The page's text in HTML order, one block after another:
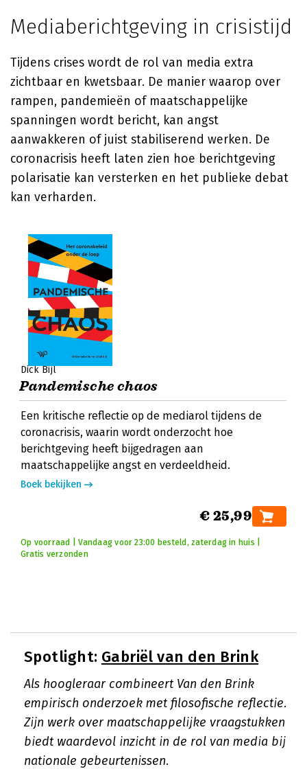
Mediaberichtgeving in crisistijd
Tijdens crises wordt de rol van media extra
zichtbaar en kwetsbaar. De manier waarop over
rampen, pandemieën of maatschappelijke
spanningen wordt bericht, kan angst
aanwakkeren of juist stabiliserend werken. De
coronacrisis heeft laten zien hoe berichtgeving
polarisatie kan versterken en het publieke debat
kan verharden.
Dick Bijl
Pandemische chaos
Een kritische reflectie op de mediarol tijdens de
coronacrisis, waarin wordt onderzocht hoe
berichtgeving heeft bijgedragen aan
maatschappelijke angst en verdeeldheid.
Boek bekijken
€ 25,99
Op voorraad | Vandaag voor 23:00 besteld, zaterdag in huis |
Gratis verzonden
Spotlight: Gabriël van den Brink
Als hoogleraar combineert Van den Brink
empirisch onderzoek met filosofische reflectie.
Zijn werk over maatschappelijke vraagstukken
biedt waardevol inzicht in de rol van media bij
nationale gebeurtenissen.